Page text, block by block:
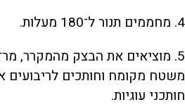
4. מחממים תנור ל־180 מעלות.
5. מוציאים את הבצק מהמקרר,
משטח מקומח וחותכים לריבועים
חותכני עוגיות.